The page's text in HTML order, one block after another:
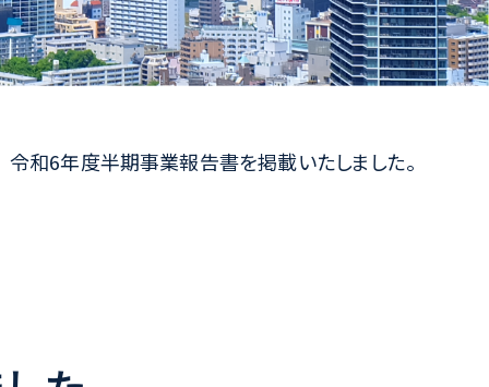
令和6年度半期事業報告書を掲載いたしました。